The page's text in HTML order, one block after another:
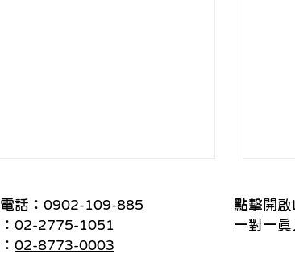
話： 0902-109-885
02-2775-1051
02-8773-0003
點擊開啟
一對一